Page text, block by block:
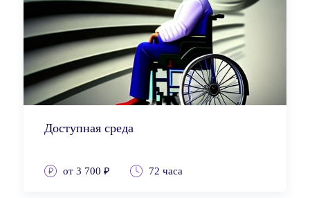
Доступная среда
от 3 700 ₽ 72 часа